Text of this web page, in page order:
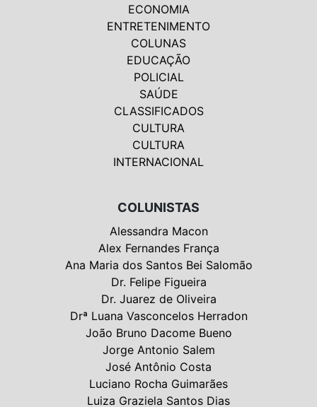
ECONOMIA
ENTRETENIMENTO
COLUNAS
EDUCAÇÃO
POLICIAL
SAÚDE
CLASSIFICADOS
CULTURA
CULTURA
INTERNACIONAL
COLUNISTAS
Alessandra Macon
Alex Fernandes França
Ana Maria dos Santos Bei Salomão
Dr. Felipe Figueira
Dr. Juarez de Oliveira
Drª Luana Vasconcelos Herradon
João Bruno Dacome Bueno
Jorge Antonio Salem
José Antônio Costa
Luciano Rocha Guimarães
Luiza Graziela Santos Dias